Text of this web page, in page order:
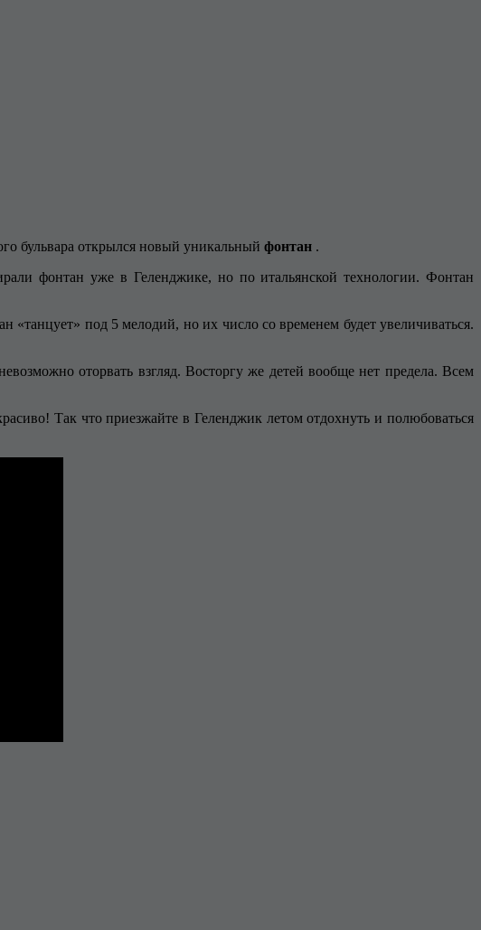
бульвара открылся новый уникальный фонтан .
фонтан уже в Геленджике, но по итальянской технологии. Фонтан
под 5 мелодий, но их число со временем будет увеличиваться.
оторвать взгляд. Восторгу же детей вообще нет предела. Всем
Так что приезжайте в Геленджик летом отдохнуть и полюбоваться